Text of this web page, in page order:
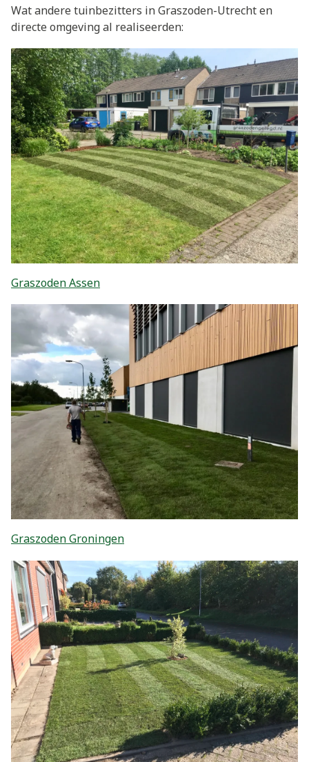
Wat andere tuinbezitters in Graszoden-Utrecht en
directe omgeving al realiseerden:
Graszoden Assen
Graszoden Groningen